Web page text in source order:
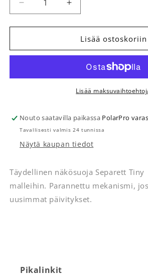
Vähennä tuotteen Näkösuoja
Lisää tuotteen
Lisää ostoskoriin
Lisää
Nouto saatavilla paikassa PolarPro
Tavallisesti valmis 24 tunnissa
Näytä kaupan tiedot
Täydellinen näkösuoja Separett Tiny
malleihin. Parannettu mekanismi,
uusimmat päivitykset.
Pikalinkit